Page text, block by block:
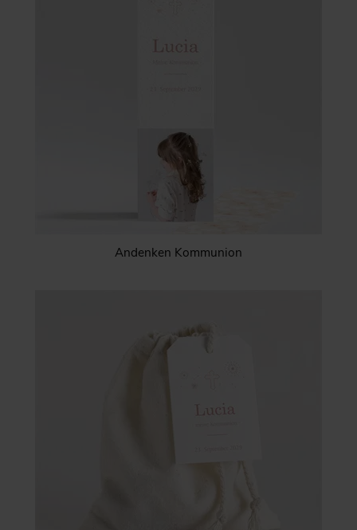
Andenken Kommunion